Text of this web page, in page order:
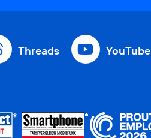
Threads YouTube